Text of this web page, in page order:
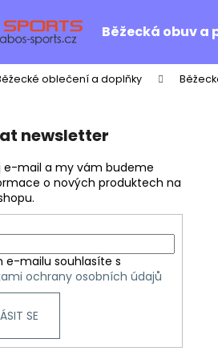
Běžecká obuv a
oblečení a doplňky
newsletter
e-mail a my vám budeme
o nových produktech na
e-mailu souhlasíte s
ochrany osobních údajů
SE